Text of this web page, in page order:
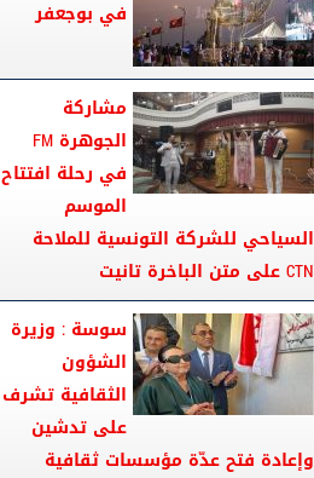
في بوجعفر
مشاركة
الجوهرة FM
في رحلة افتتاح
الموسم
السياحي للشركة التونسية للملاحة
CTN على متن الباخرة تانيت
سوسة : وزيرة
الشؤون
الثقافية تشرف
على تدشين
وإعادة فتح عدّة مؤسسات ثقافية